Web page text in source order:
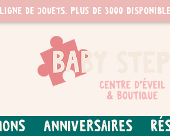
de jouets. PLUS de 3000
Anniversaires